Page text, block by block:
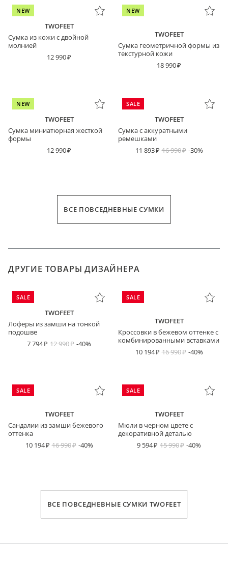
NEW
TWOFEET
Сумка из кожи с двойной
молнией
12 990
NEW
TWOFEET
Сумка геометричной формы из
текстурной кожи
18 990
NEW
TWOFEET
Сумка миниатюрная жесткой
формы
12 990
SALE
TWOFEET
Сумка с аккуратными
ремешками
11 893
16 990 -30%
ВСЕ ПОВСЕДНЕВНЫЕ СУМКИ
ДРУГИЕ ТОВАРЫ ДИЗАЙНЕРА
SALE
TWOFEET
Лоферы из замши на тонкой
подошве
7 794
12 990 -40%
SALE
TWOFEET
Кроссовки в бежевом оттенке с
комбинированными вставками
10 194
16 990 -40%
SALE
TWOFEET
Сандалии из замши бежевого
оттенка
10 194
16 990 -40%
SALE
TWOFEET
Мюли в черном цвете с
декоративной деталью
9 594
15 990 -40%
ВСЕ ПОВСЕДНЕВНЫЕ СУМКИ TWOFEET